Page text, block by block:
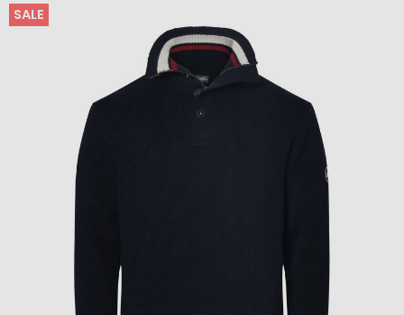
SALE
Skip
Skip
beginning